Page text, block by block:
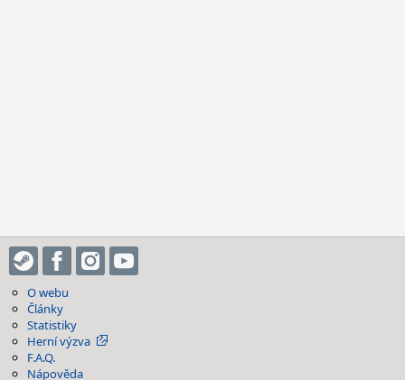
O webu
Články
Statistiky
Herní výzva
F.A.Q.
Nápověda